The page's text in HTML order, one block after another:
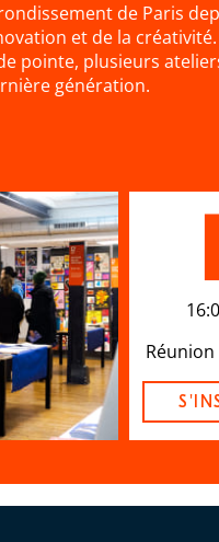
de Paris
et de la
pointe, plusieurs
génération.